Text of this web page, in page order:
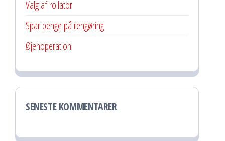
Valg af rollator
Spar penge på rengøring
Øjenoperation
SENESTE KOMMENTARER